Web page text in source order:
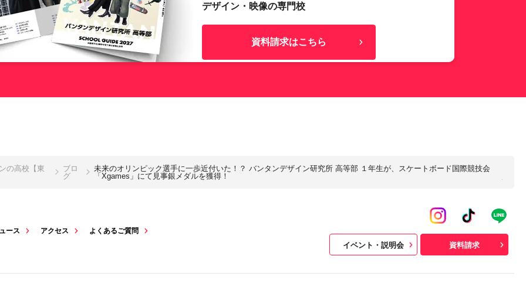
デザイン・映像の専門校
資料請求はこちら
の高校【東
ブロ
グ
未来のオリンピック選手に一歩近付いた！？ バンタンデザイン研究所 高等部 １年生が、スケートボード国際競技会
「Xgames」にて見事銀メダルを獲得！
ース アクセス よくあるご質問
イベント・説明会 資料請求